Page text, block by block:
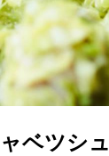
ベツシ